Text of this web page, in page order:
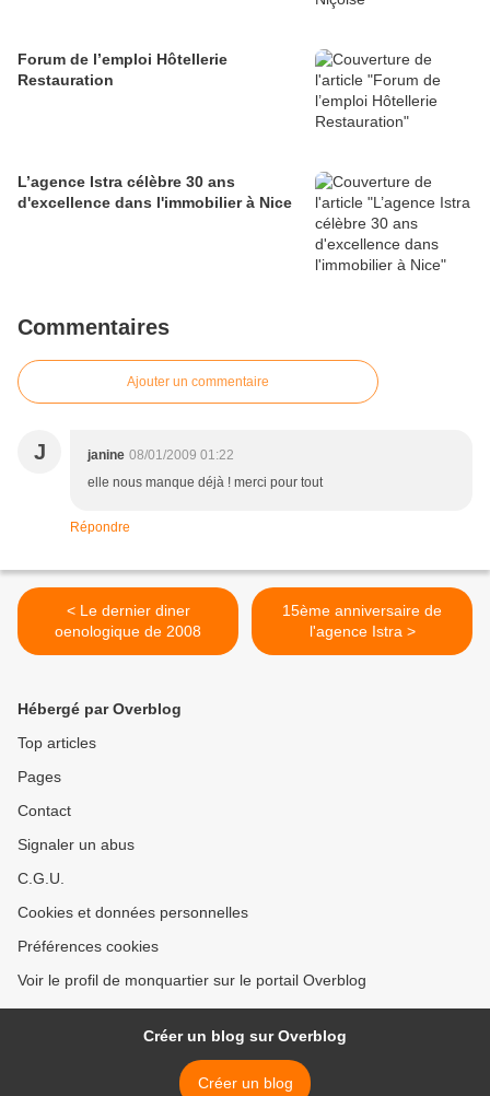
Forum de l’emploi Hôtellerie
Restauration
L’agence Istra célèbre 30 ans
d'excellence dans l'immobilier à Nice
Commentaires
Ajouter un commentaire
J janine 08/01/2009 01:22
elle nous manque déjà ! merci pour tout
Répondre
< Le dernier diner
oenologique de 2008
15ème anniversaire de
l'agence Istra >
Hébergé par Overblog
Top articles
Pages
Contact
Signaler un abus
C.G.U.
Cookies et données personnelles
Préférences cookies
Voir le profil de monquartier sur le portail Overblog
Créer un blog sur Overblog
Créer un blog